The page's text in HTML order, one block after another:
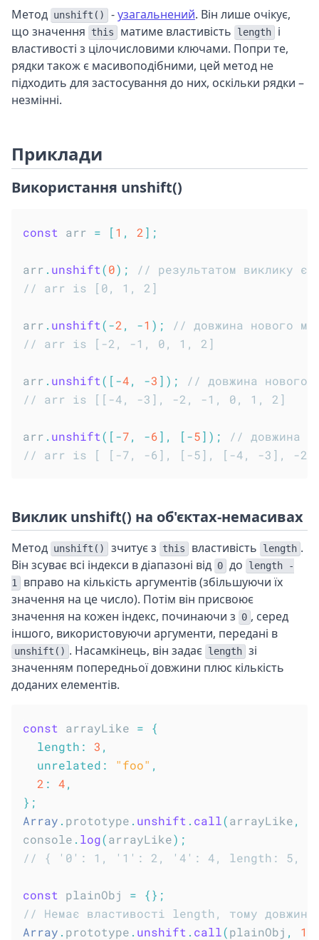
Метод unshift() -узагальнений. Він лише очікує,
що значення
this матиме властивість length
і
властивості з цілочисловими ключами. Попри те,
рядки також є масивоподібними, цей метод не
підходить для застосування до них, оскільки рядки –
незмінні.
Приклади
Використання unshift()
const arr = [1 , 2 ] ;
arr . unshift(0) ;
// результатом виклику є
// arr is [0, 1, 2]
arr . unshift(-2 , -1 ) ;
// довжина нового
// arr is [-2, -1, 0, 1, 2]
arr . unshift( [-4, -3 ] ) ;
// довжина нового
// arr is [[-4, -3], -2, -1, 0, 1, 2]
arr . unshift( [-7, -6] , [-5] ) ;
// довжина
// arr is [ [-7, -6], [-5], [-4, -3], -2,
Виклик unshift() на об'єктах-немасивах
Метод unshift() зчитує з this властивість length .
Він зсуває всі індекси в діапазоні від 0 до
length -
1
вправо на кількість аргументів (збільшуючи їх
значення на це число). Потім він присвоює
значення на кожен індекс, починаючи з
0 , серед
іншого, використовуючи аргументи, передані в
unshift() . Насамкінець, він задає length зі
значенням попередньої довжини плюс кількість
доданих елементів.
const arrayLike =
{
length : 3 ,
unrelated : "foo" ,
2 : 4,
} ;
Array . prototype . unshift . call(arrayLike,
console . log(arrayLike) ;
// { '0': 1, '1': 2, '4': 4, length: 5,
const plainObj = {} ;
// Немає властивості length, тому довжина
Array . prototype . unshift . call(plainObj , 1